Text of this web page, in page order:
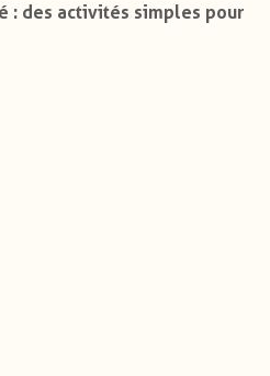
: des activités simples pour